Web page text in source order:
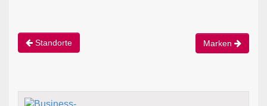
Standorte Marken